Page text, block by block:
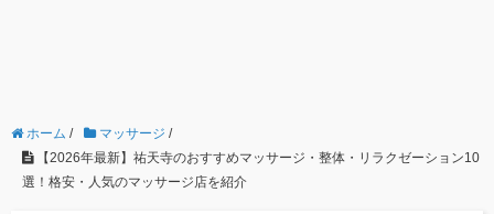
ホーム / マッサージ /
【2026年最新】祐天寺のおすすめマッサージ・整体・リラクゼーション10
選！格安・人気のマッサージ店を紹介